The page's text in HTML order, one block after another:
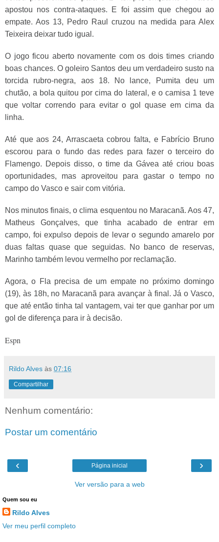
apostou nos contra-ataques. E foi assim que chegou ao
empate. Aos 13, Pedro Raul cruzou na medida para Alex
Teixeira deixar tudo igual.
O jogo ficou aberto novamente com os dois times criando
boas chances. O goleiro Santos deu um verdadeiro susto na
torcida rubro-negra, aos 18. No lance, Pumita deu um
chutão, a bola quitou por cima do lateral, e o camisa 1 teve
que voltar correndo para evitar o gol quase em cima da
linha.
Até que aos 24, Arrascaeta cobrou falta, e Fabrício Bruno
escorou para o fundo das redes para fazer o terceiro do
Flamengo. Depois disso, o time da Gávea até criou boas
oportunidades, mas aproveitou para gastar o tempo no
campo do Vasco e sair com vitória.
Nos minutos finais, o clima esquentou no Maracanã. Aos 47,
Matheus Gonçalves, que tinha acabado de entrar em
campo, foi expulso depois de levar o segundo amarelo por
duas faltas quase que seguidas. No banco de reservas,
Marinho também levou vermelho por reclamação.
Agora, o Fla precisa de um empate no próximo domingo
(19), às 18h, no Maracanã para avançar à final. Já o Vasco,
que até então tinha tal vantagem, vai ter que ganhar por um
gol de diferença para ir à decisão.
Espn
Rildo Alves às 07:16
Compartilhar
Nenhum comentário:
Postar um comentário
‹ ›
Página inicial
Ver versão para a web
Quem sou eu
Rildo Alves
Ver meu perfil completo